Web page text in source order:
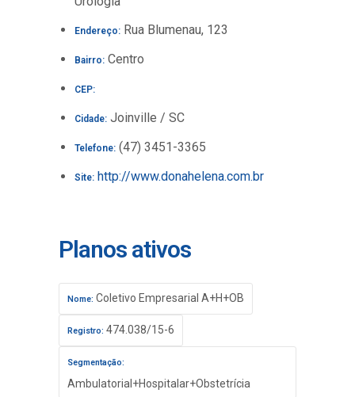
Endereço: Rua Blumenau, 123
Bairro: Centro
CEP:
Cidade: Joinville / SC
Telefone: (47) 3451-3365
Site: http://www.donahelena.com.br
Planos ativos
Nome: Coletivo Empresarial A+H+OB
Registro: 474.038/15-6
Segmentação:
Ambulatorial+Hospitalar+Obstetrícia